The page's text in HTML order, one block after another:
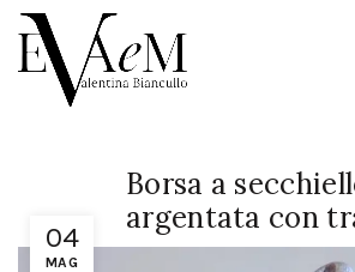
04
MAG
Borsa a
argentata con